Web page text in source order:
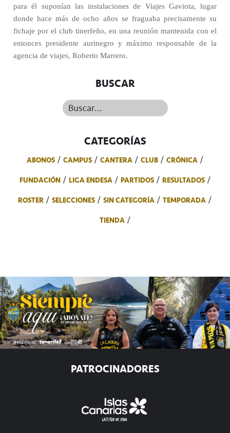
para él suponían las instalaciones de Viajes Gaviota, lugar
donde hace más de ocho años se fraguaba precisamente su
fichaje por el club tinerfeño, en una reunión mantenida con el
entonces presidente aurinegro y máximo responsable de la
agencia de viajes, Roberto Marrero.
BUSCAR
Buscar...
CATEGORÍAS
ABONOS CAMPUS CANTERA CLUB
CRÓNICA
FUNDACIÓN
LIGA ENDESA PARTIDOS
RESULTADOS
ROSTER
SELECCIONES SIN CATEGORÍA
TEMPORADA
TIENDA
PATROCINADORES